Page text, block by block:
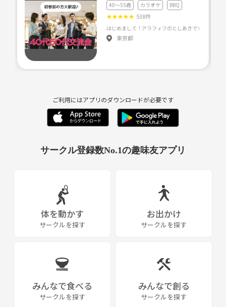
40～55歳 カラオケ BBQ
★★★★★ 538件
東京都
ご利用にはアプリのダウンロードが必要です
サークル登録数No.1の趣味友アプリ
体を動かす
サークルを探す
お出かけ
サークルを探す
みんなで食べる
サークルを探す
みんなで創る
サークルを探す